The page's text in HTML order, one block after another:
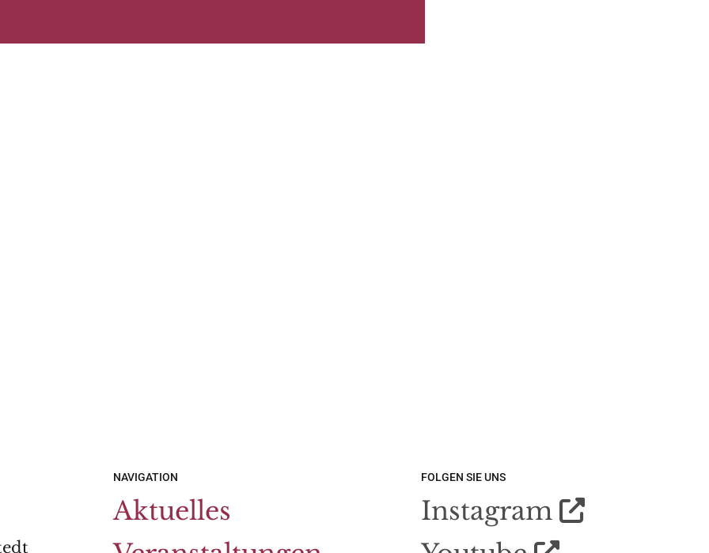
NAVIGATION
Aktuelles
FOLGEN SIE UNS
Instagram